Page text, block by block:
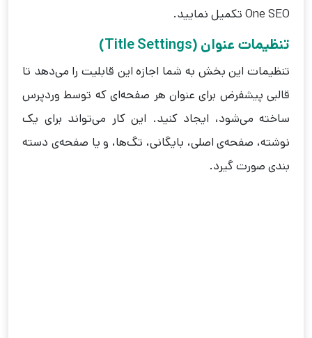
One SEO تکمیل نمایید.
تنظیمات عنوان (Title Settings)
تنظیمات این بخش به شما اجازه این قابلیت را می‌دهد تا
قالبی پیشفرض برای عنوان هر صفحه‌ای که توسط وردپرس
ساخته می‌شود، ایجاد کنید. این کار می‌تواند برای یک
نوشته، صفحه‌ی اصلی، بایگانی، تگ‌ها، و یا صفحه‌ی دسته
بندی صورت گیرد.